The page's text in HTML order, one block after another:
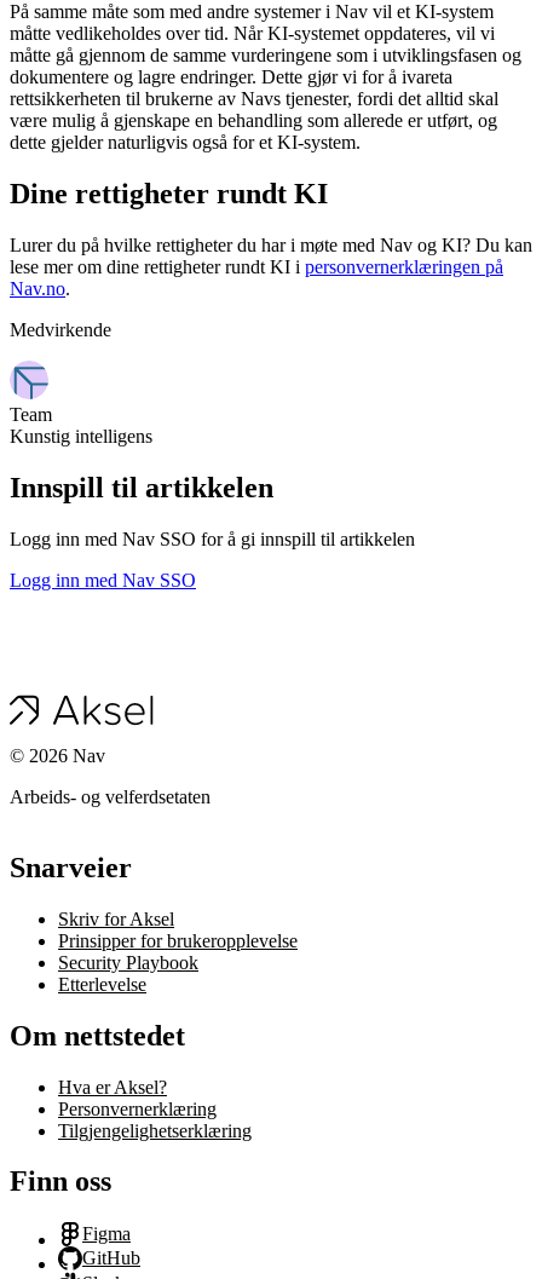
På samme måte som med andre systemer i Nav vil et KI-system
måtte vedlikeholdes over tid. Når KI-systemet oppdateres, vil vi
måtte gå gjennom de samme vurderingene som i utviklingsfasen og
dokumentere og lagre endringer. Dette gjør vi for å ivareta
rettsikkerheten til brukerne av Navs tjenester, fordi det alltid skal
være mulig å gjenskape en behandling som allerede er utført, og
dette gjelder naturligvis også for et KI-system.
Dine rettigheter rundt KI
Lurer du på hvilke rettigheter du har i møte med Nav og KI? Du kan
lese mer om dine rettigheter rundt KI i personvernerklæringen på
Nav.no.
Medvirkende
Team
Kunstig intelligens
Innspill til artikkelen
Logg inn med Nav SSO for å gi innspill til artikkelen
Logg inn med Nav SSO
© 2026 Nav
Arbeids- og velferdsetaten
Snarveier
Skriv for Aksel
Prinsipper for brukeropplevelse
Security Playbook
Etterlevelse
Om nettstedet
Hva er Aksel?
Personvernerklæring
Tilgjengelighetserklæring
Finn oss
Figma
GitHub